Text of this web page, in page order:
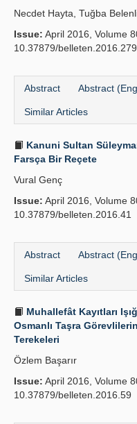
Necdet Hayta, Tuğba
Issue: April 2016, Volume
10.37879/belleten.2016.279
Abstract Abstract
Similar Articles
Kanuni Sultan
Farsça Bir Reçete
Vural Genç
Issue: April 2016, Volume
10.37879/belleten.2016.41
Abstract Abstract
Similar Articles
Muhallefât Kayıtları
Osmanlı Taşra
Terekeleri
Özlem Başarır
Issue: April 2016, Volume
10.37879/belleten.2016.59